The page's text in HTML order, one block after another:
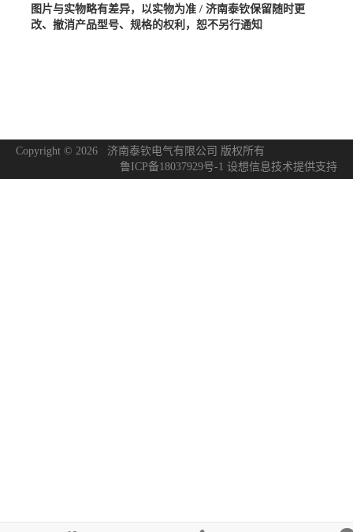
图片与实物略有差异，以实物为准 / 济南泰钦保留随时更
改、撤消产品型号、规格的权利，恕不另行通知
Copyright © 2026 济南泰钦电气有限公司 版权所有
鲁ICP备18037929号-1 设想信息技术提供支持